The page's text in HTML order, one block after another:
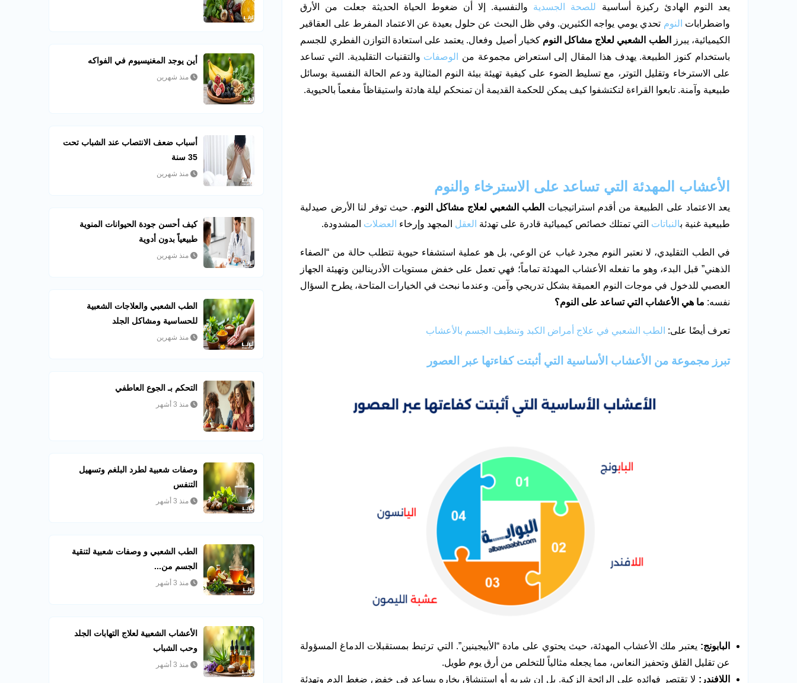
يعد النوم الهادئ ركيزة أساسية للصحة الجسدية والنفسية. إلا أن ضغوط الحياة الحديثة جعلت من الأرق
واضطرابات النوم تحدي يومي يواجه الكثيرين. وفي ظل البحث عن حلول بعيدة عن الاعتماد المفرط على العقاقير
الكيميائية، يبرز
الطب الشعبي لعلاج مشاكل النوم كخيار أصيل وفعال. يعتمد على استعادة التوازن الفطري للجسم
باستخدام كنوز الطبيعة. يهدف هذا المقال إلى استعراض مجموعة من
الوصفات والتقنيات التقليدية. التي تساعد
على الاسترخاء وتقليل التوتر، مع تسليط الضوء على كيفية تهيئة بيئة النوم المثالية ودعم الحالة النفسية بوسائل
طبيعية وآمنة. تابعوا القراءة لتكتشفوا كيف يمكن للحكمة القديمة أن تمنحكم ليلة هادئة واستيقاظاً مفعماً بالحيوية.
الأعشاب المهدئة التي تساعد على الاسترخاء والنوم
يعد الاعتماد على الطبيعة من أقدم استراتيجيات الطب الشعبي لعلاج مشاكل النوم. حيث توفر لنا الأرض صيدلية
طبيعية غنية بالنباتات التي تمتلك خصائص كيميائية قادرة على تهدئة العقل المجهد وإرخاء العضلات المشدودة.
في الطب التقليدي، لا نعتبر النوم مجرد غياب عن الوعي، بل هو عملية استشفاء حيوية تتطلب حالة من “الصفاء
الذهني” قبل البدء، وهو ما تفعله الأعشاب المهدئة تماماً؛ فهي تعمل على خفض مستويات الأدرينالين وتهيئة الجهاز
العصبي للدخول في موجات النوم العميقة بشكل تدريجي وآمن. وعندما نبحث في الخيارات المتاحة، يطرح السؤال
نفسه: ما هي الأعشاب التي تساعد على النوم؟
تعرف أيضًا على: الطب الشعبي في علاج أمراض الكبد وتنظيف الجسم بالأعشاب
تبرز مجموعة من الأعشاب الأساسية التي أثبتت كفاءتها عبر العصور
البابونج: يعتبر ملك الأعشاب المهدئة، حيث يحتوي على مادة “الأبيجينين”. التي ترتبط بمستقبلات الدماغ المسؤولة
عن تقليل القلق وتحفيز النعاس، مما يجعله مثالياً للتخلص من أرق يوم طويل.
اللافندر: لا تقتصر فوائده على الرائحة الزكية. بل إن شربه أو استنشاق بخاره يساعد في خفض ضغط الدم وتهدئة
أين يوجد المغنيسيوم في الفواكه
منذ شهرين
أسباب ضعف الانتصاب عند الشباب تحت
35 سنة
منذ شهرين
كيف أحسن جودة الحيوانات المنوية
طبيعياً بدون أدوية
منذ شهرين
الطب الشعبي والعلاجات الشعبية
للحساسية ومشاكل الجلد
منذ شهرين
التحكم بـ الجوع العاطفي
منذ 3 أشهر
وصفات شعبية لطرد البلغم وتسهيل
التنفس
منذ 3 أشهر
الطب الشعبي و وصفات شعبية لتنقية
الجسم من...
منذ 3 أشهر
الأعشاب الشعبية لعلاج التهابات الجلد
وحب الشباب
منذ 3 أشهر